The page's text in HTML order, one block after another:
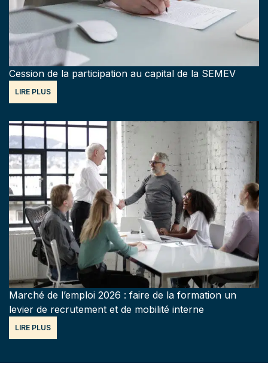
Cession de la participation au capital de la SEMEV
LIRE PLUS
Marché de l’emploi 2026 : faire de la formation un
levier de recrutement et de mobilité interne
LIRE PLUS